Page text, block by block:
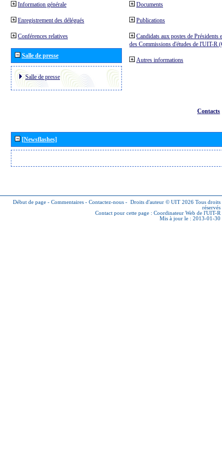
Information générale
Enregistrement des délégués
Conférences relatives
Salle de presse
Salle de presse
Documents
Publications
Candidats aux postes de Présidents
des Commissions d'études de l'UIT-R
Autres informations
Contacts
[Newsflashes]
Début de page - Commentaires - Contactez-nous - Droits d'auteur © UIT 2026 Tous droits
réservés
Contact pour cette page : Coordinateur Web de l'UIT-R
Mis à jour le : 2013-01-30